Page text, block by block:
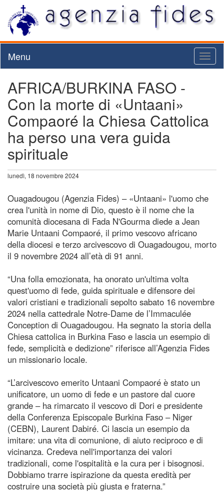
Menu
AFRICA/BURKINA FASO -
Con la morte di «Untaani»
Compaoré la Chiesa Cattolica
ha perso una vera guida
spirituale
lunedì, 18 novembre 2024
Ouagadougou (Agenzia Fides) – «Untaani» l'uomo che
crea l'unità in nome di Dio, questo è il nome che la
comunità diocesana di Fada N'Gourma diede a Jean
Marie Untaani Compaoré, il primo vescovo africano
della diocesi e terzo arcivescovo di Ouagadougou, morto
il 9 novembre 2024 all’età di 91 anni.
“Una folla emozionata, ha onorato un'ultima volta
quest'uomo di fede, guida spirituale e difensore dei
valori cristiani e tradizionali sepolto sabato 16 novembre
2024 nella cattedrale Notre-Dame de l’Immaculée
Conception di Ouagadougou. Ha segnato la storia della
Chiesa cattolica in Burkina Faso e lascia un esempio di
fede, semplicità e dedizione” riferisce all’Agenzia Fides
un missionario locale.
“L’arcivescovo emerito Untaani Compaoré è stato un
unificatore, un uomo di fede e un pastore dal cuore
grande – ha rimarcato il vescovo di Dori e presidente
della Conferenza Episcopale Burkina Faso – Niger
(CEBN), Laurent Dabiré. Ci lascia un esempio da
imitare: una vita di comunione, di aiuto reciproco e di
vicinanza. Credeva nell'importanza dei valori
tradizionali, come l'ospitalità e la cura per i bisognosi.
Dobbiamo trarre ispirazione da questa eredità per
costruire una società più giusta e fraterna.”